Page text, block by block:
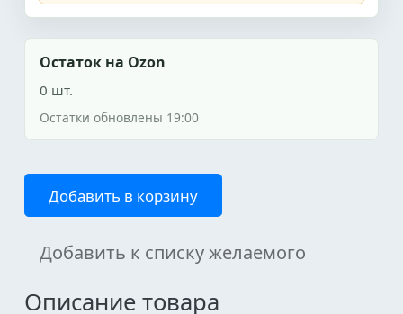
Остаток на Ozon
0 шт.
Остатки обновлены 19:00
Добавить в корзину
Добавить к списку желаемого
Описание товара